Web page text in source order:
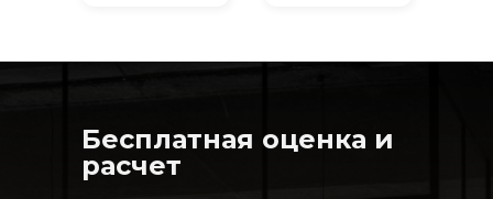
Бесплатная оценка и
расчет